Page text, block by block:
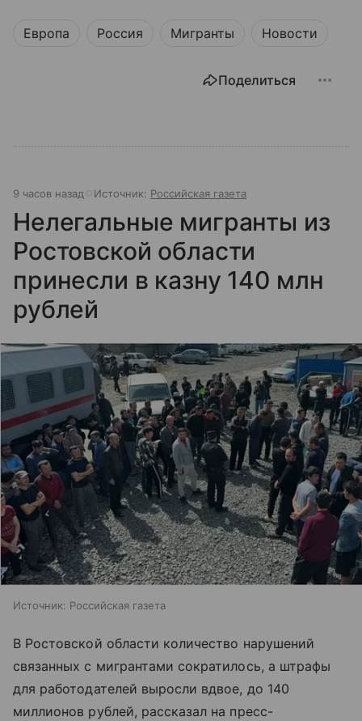
Европа Россия Мигранты Новости
Поделиться
9 часов назад Источник: Российская газета
Нелегальные мигранты из
Ростовской области
принесли в казну 140 млн
рублей
Источник: Российская газета
В Ростовской области количество нарушений
связанных с мигрантами сократилось, а штрафы
для работодателей выросли вдвое, до 140
миллионов рублей, рассказал на пресс-